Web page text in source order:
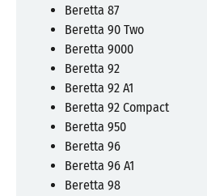
Beretta 87
Beretta 90 Two
Beretta 9000
Beretta 92
Beretta 92 A1
Beretta 92 Compact
Beretta 950
Beretta 96
Beretta 96 A1
Beretta 98